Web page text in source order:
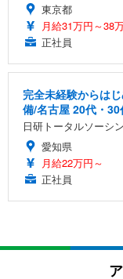
東京都
月給31万円～38
正社員
完全未経験からは
備/名古屋 20代・30
日研トータルソーシ
愛知県
月給22万円～
正社員